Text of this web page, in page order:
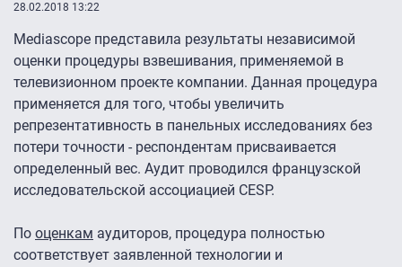
28.02.2018 13:22
Mediascope представила результаты независимой
оценки процедуры взвешивания, применяемой в
телевизионном проекте компании. Данная процедура
применяется для того, чтобы увеличить
репрезентативность в панельных исследованиях без
потери точности - респондентам присваивается
определенный вес. Аудит проводился французской
исследовательской ассоциацией CESP.
По оценкам аудиторов, процедура полностью
соответствует заявленной технологии и